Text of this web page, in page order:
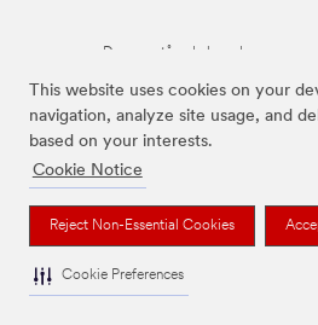
This website uses cookies on your
navigation, analyze site usage, and
based on your interests.
Cookie Notice
Reject Non-Essential Cookies
Cookie Preferences
De ovenstående brands er